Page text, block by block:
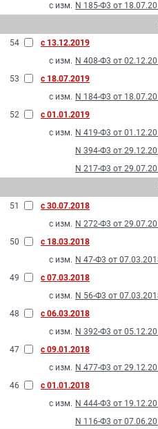
с изм. N 185-Ф3 от
54
с 13.12.2019
с изм. N 408-Ф3 от
53
с 18.07.2019
с изм. N 184-Ф3 от
52
с 01.01.2019
с изм. N 419-Ф3 от
N 394-Ф3 от
N 217-Ф3 от
51
с 30.07.2018
с изм. N 272-Ф3 от
50
с 18.03.2018
с изм. N 47-Ф3 от
49
с 07.03.2018
с изм. N 56-Ф3 от
48
с 06.03.2018
с изм. N 392-Ф3 от
47
с 09.01.2018
с изм. N 477-Ф3 от
46
с 01.01.2018
с изм. N 444-Ф3 от
N 116-Ф3 от